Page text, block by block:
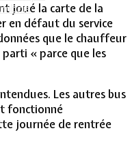
joué la carte de la
en défaut du service
que le chauffeur
« parce que les
Les autres bus
fonctionné
journée de rentrée